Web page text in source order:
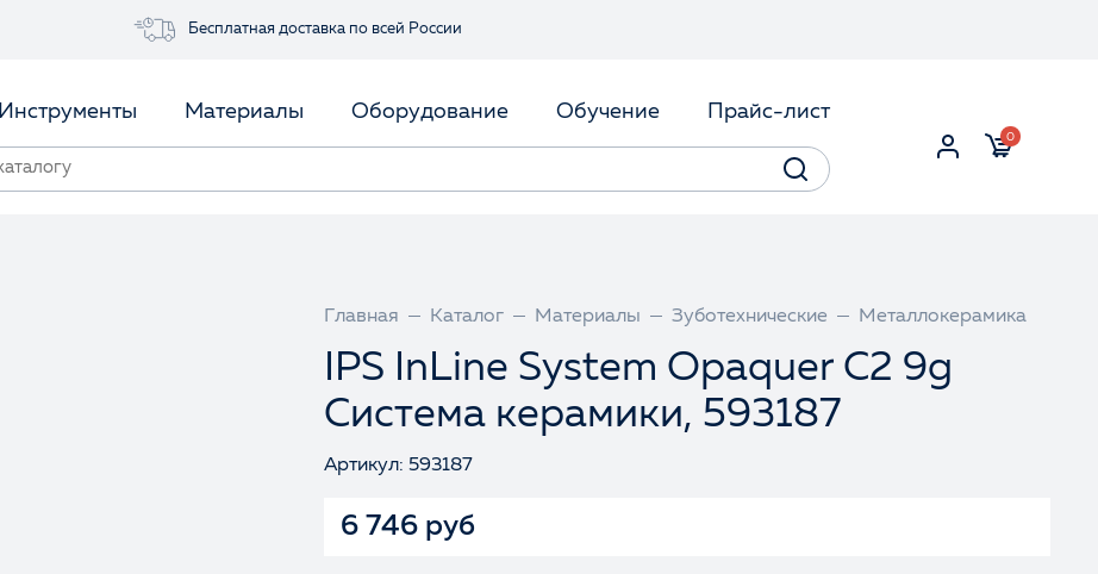
Бесплатная доставка по всей России
Инструменты Материалы Оборудование Обучение Прайс-лист
0
Главная Каталог Материалы Зуботехнические Металлокерамика
IPS InLine System Opaquer C2 9g
Система керамики, 593187
Артикул: 593187
6 746 руб